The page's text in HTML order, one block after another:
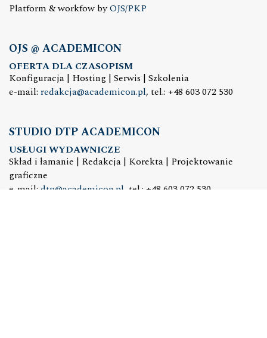
Platform & workfow byOJS/PKP
OJS @ ACADEMICON
OFERTA DLA CZASOPISM
Konfiguracja | Hosting | Serwis | Szkolenia
e-mail: redakcja@academicon.pl, tel.: +48 603 072 530
STUDIO DTP ACADEMICON
USŁUGI WYDAWNICZE
Skład i łamanie | Redakcja | Korekta | Projektowanie
graficzne
e-mail: dtp@academicon.pl , tel.: +48 603 072 530